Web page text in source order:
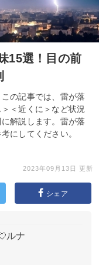
15選！目の前
の記事では、雷が落
＜近くに＞など状況
解説します。雷が落
にしてください。
2023年09月13日 更新
シェア
ルナ